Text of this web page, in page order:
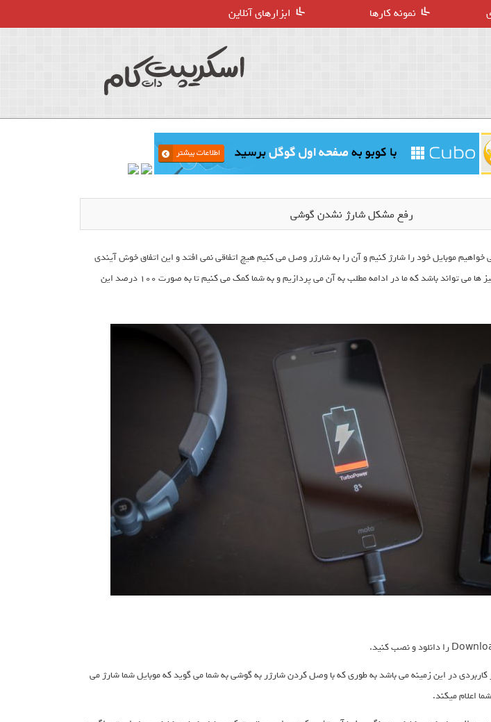
نمونه کارها ابزارهای آنلاین
رفع مشکل شارژ نشدن گوشی
موبایل خود را شارژ کنیم و آن را به شارژر وصل می کنیم هیچ اتفاقی نمی افتد و این اتفاق خوش آیندی
نیست!در این مواقع مشکل از خیلی چیز ها می تواند باشد که ما در ادامه مطلب به آن می پردازیم و به شما کمک می کنیم تا به صورت ۱۰۰ درصد این
کاربردی در این زمینه می باشد به طوری که با وصل کردن شارژر به گوشی به شما می گوید که موبایل شما شارژ می
اعلام میکند.